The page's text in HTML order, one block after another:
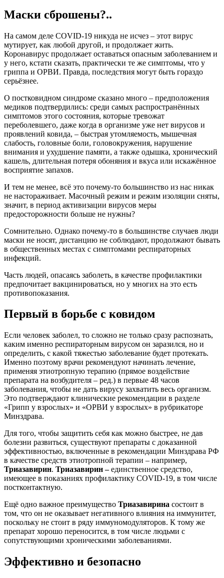
Маски сброшены?..
На самом деле COVID-19 никуда не исчез – этот вирус
мутирует, как любой другой, и продолжает жить.
Коронавирус продолжает оставаться опасным заболеванием и
у него, кстати сказать, практически те же симптомы, что у
гриппа и ОРВИ. Правда, последствия могут быть гораздо
серьёзнее.
О постковидном синдроме сказано много – предположения
медиков подтвердились: среди самых распространённых
симптомов этого состояния, которые тревожат
переболевшего, даже когда в организме уже нет вирусов и
проявлений ковида, – быстрая утомляемость, мышечная
слабость, головные боли, головокружения, нарушение
внимания и ухудшение памяти, а также одышка, хронический
кашель, длительная потеря обоняния и вкуса или искажённое
восприятие запахов.
И тем не менее, всё это почему-то большинство из нас никак
не настораживает. Масочный режим и режим изоляции сняты,
значит, в период активизации вирусов меры
предосторожности больше не нужны?
Сомнительно. Однако почему-то в большинстве случаев люди
маски не носят, дистанцию не соблюдают, продолжают бывать
в общественных местах с симптомами респираторных
инфекций.
Часть людей, опасаясь заболеть, в качестве профилактики
предпочитает вакцинироваться, но у многих на это есть
противопоказания.
Первый в борьбе с ковидом
Если человек заболел, то сложно не только сразу распознать,
каким именно респираторным вирусом он заразился, но и
определить, с какой тяжестью заболевание будет протекать.
Именно поэтому врачи рекомендуют начинать лечение,
применяя этиотропную терапию (прямое воздействие
препарата на возбудителя – ред.) в первые 48 часов
заболевания, чтобы не дать вирусу захватить весь организм.
Это подтверждают клинические рекомендации в разделе
«Грипп у взрослых» и «ОРВИ у взрослых» в рубрикаторе
Минздрава.
Для того, чтобы защитить себя как можно быстрее, не дав
болезни развиться, существуют препараты с доказанной
эффективностью, включенные в рекомендации Минздрава РФ
в качестве средств этиотропной терапии – например,
Триазавирин. Триазавирин –единственное средство,
имеющее в показаниях профилактику COVID-19, в том числе
постконтактную.
Ещё одно важное преимущество Триазавирина состоит в
том, что он не оказывает негативного влияния на иммунитет,
поскольку не стоит в ряду иммуномодуляторов. К тому же
препарат хорошо переносится, в том числе людьми с
сопутствующими хроническими заболеваниями.
Эффективно и безопасно